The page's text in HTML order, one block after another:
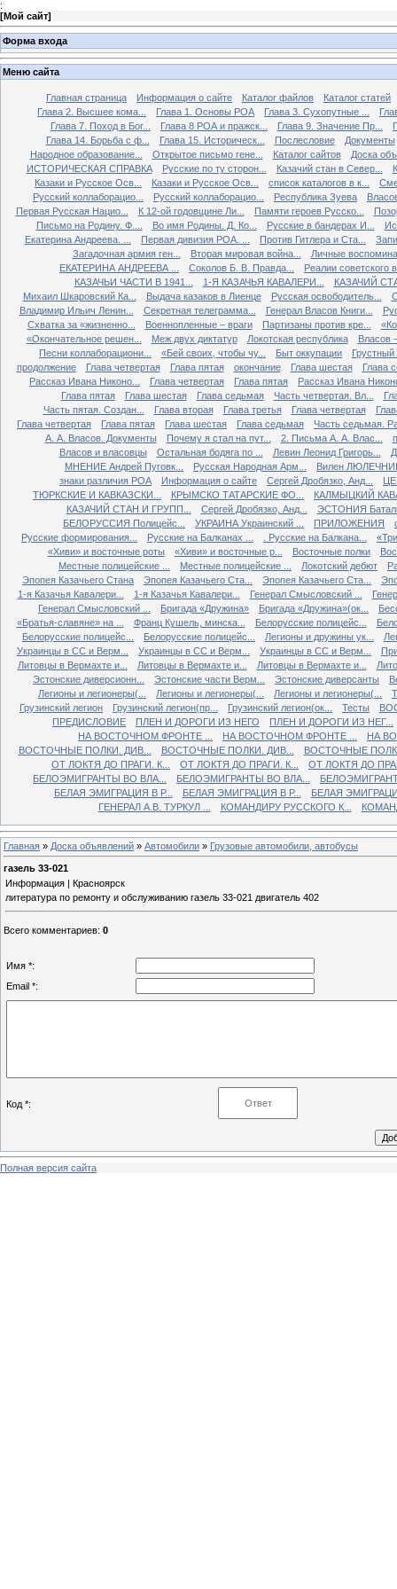
:
[Мой сайт]
Форма входа
Меню сайта
Главная страница Информация о сайте Каталог файлов
Каталог статей
Глава 2. Высшее кома...
Глава 1. Основы РОА Глава 3. Сухопутные ...
Глава 7. Поход в Бог...
Глава 8 РОА и пражск... Глава 9. Значение Пр...
Глава 14. Борьба с ф...
Глава 15. Историческ... Послесловие
Документы
Народное образование...
Открытое письмо гене... Каталог сайтов
Доска
ИСТОРИЧЕСКАЯ СПРАВКА
Русские по ту сторон... Казачий стан в Север...
Казаки и Русское Осв...
Казаки и Русское Осв... список каталогов в к...
Русский коллаборацио...
Русский коллаборацио... Республика Зуева
Первая Русская Нацио...
К 12-ой годовщине Ли... Памяти героев Русско...
Письмо на Родину. Ф....
Во имя Родины. Д. Ко... Русские в бандерах И...
Екатерина Андреева. ...
Первая дивизия РОА. ... Против Гитлера и Ста...
Загадочная армия ген...
Вторая мировая война...
Личные
ЕКАТЕРИНА АНДРЕЕВА ...
Соколов Б. В. Правда...
Реалии советского
КАЗАЧЬИ ЧАСТИ В 1941...
1-Я КАЗАЧЬЯ КАВАЛЕРИ...
КАЗАЧИЙ
Михаил Шкаровский Ка...
Выдача казаков в Лиенце Русская освободитель...
Владимир Ильич Ленин...
Секретная телеграмма... Генерал Власов Книги...
Схватка за «жизненно...
Военнопленные – враги Партизаны против кре...
«Окончательное решен...
Меж двух диктатур Локотская республика
Власов
Песни коллаборациони...
«Бей своих, чтобы чу... Быт оккупации
Грустный
продолжение
Глава четвертая Глава пятая окончание Глава шестая
Глава
Рассказ Ивана Никоно...
Глава четвертая Глава пятая
Рассказ Ивана
Глава пятая
Глава шестая Глава седьмая Часть четвертая. Вл...
Часть пятая. Создан...
Глава вторая Глава третья Глава четвертая
Глава четвертая
Глава пятая Глава шестая Глава седьмая
Часть седьмая.
А. А. Власов. Документы
Почему я стал на пут... 2. Письма А. А. Влас...
Власов и власовцы
Остальная бодяга по ... Левин Леонид Григорь...
МНЕНИЕ Андрей Пуговк...
Русская Народная Арм...
Вилен
знаки различия РОА
Информация о сайте Сергей Дробязко, Анд...
ТЮРКСКИЕ И КАВКАЗСКИ...
КРЫМСКО ТАТАРСКИЕ ФО...
КАЛМЫЦКИЙ
КАЗАЧИЙ СТАН И ГРУПП...
Сергей Дробязко, Анд...
ЭСТОНИЯ
БЕЛОРУССИЯ Полицейс...
УКРАИНА Украинский ... ПРИЛОЖЕНИЯ
Русские формирования...
Русские на Балканах ... . Русские на Балкана...
«Хиви» и восточные роты
«Хиви» и восточные р... Восточные полки
Местные полицейские ...
Местные полицейские ... Локотский дебют
Эпопея Казачьего Стана
Эпопея Казачьего Ста... Эпопея Казачьего Ста...
1-я Казачья Кавалери...
1-я Казачья Кавалери... Генерал Смысловский ...
Генерал Смысловский ...
Бригада «Дружина» Бригада «Дружина»(ок...
«Братья-славяне» на ...
Франц Кушель, минска... Белорусские полицейс...
Белорусские полицейс...
Белорусские полицейс... Легионы и дружины ук...
Украинцы в СС и Верм...
Украинцы в СС и Верм... Украинцы в СС и Верм...
Литовцы в Вермахте и...
Литовцы в Вермахте и... Литовцы в Вермахте и...
Эстонские диверсионн...
Эстонские части Верм... Эстонские диверсанты
Легионы и легионеры(...
Легионы и легионеры(... Легионы и легионеры(...
Грузинский легион
Грузинский легион(пр... Грузинский легион(ок... Тесты
ПРЕДИСЛОВИЕ
ПЛЕН И ДОРОГИ ИЗ НЕГО
ПЛЕН И ДОРОГИ ИЗ НЕГ...
НА ВОСТОЧНОМ ФРОНТЕ ...
НА ВОСТОЧНОМ ФРОНТЕ ...
НА
ВОСТОЧНЫЕ ПОЛКИ. ДИВ...
ВОСТОЧНЫЕ ПОЛКИ. ДИВ...
ВОСТОЧНЫЕ
ОТ ЛОКТЯ ДО ПРАГИ. К...
ОТ ЛОКТЯ ДО ПРАГИ. К...
ОТ ЛОКТЯ ДО
БЕЛОЭМИГРАНТЫ ВО ВЛА...
БЕЛОЭМИГРАНТЫ ВО ВЛА...
БЕЛАЯ ЭМИГРАЦИЯ В Р...
БЕЛАЯ ЭМИГРАЦИЯ В Р...
БЕЛАЯ
ГЕНЕРАЛ А.В. ТУРКУЛ ...
КОМАНДИРУ РУССКОГО К...
Главная » Доска объявлений » Автомобили » Грузовые автомобили, автобусы
газель 33-021
Информация | Красноярск
литература по ремонту и обслуживанию газель 33-021 двигатель 402
Всего комментариев: 0
Имя *:
Email *:
Код *:
Полная версия сайта